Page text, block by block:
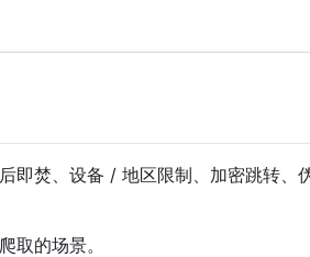
即焚、设备 / 地区限制、加密跳转
取的场景。